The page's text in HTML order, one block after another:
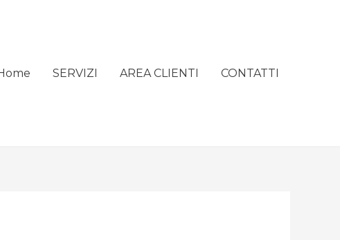
SERVIZI AREA CLIENTI CONTATTI